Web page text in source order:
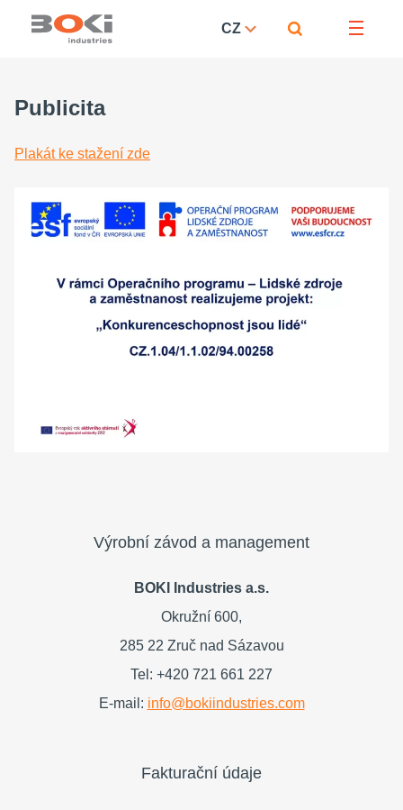
CZ
Publicita
Plakát ke stažení zde
Výrobní závod a management
BOKI Industries a.s.
Okružní 600,
285 22 Zruč nad Sázavou
Tel: +420 721 661 227
E-mail: info@bokiindustries.com
Fakturační údaje